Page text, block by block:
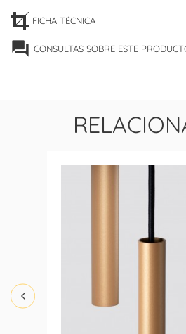
FICHA TÉCNICA
forum CONSULTAS SOBRE ESTE